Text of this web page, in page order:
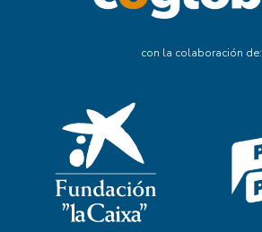
con la colaboración de: